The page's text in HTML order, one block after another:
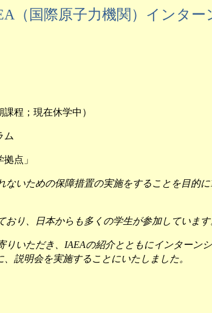
（国際原子力機関）インタ
在休学中）
ム
」
いための保障措置の実施をすることを目的に
り、日本からも多くの学生が参加しています
いただき、 IAEAの紹介とともにインターン
説明会を実施することにいたしました。